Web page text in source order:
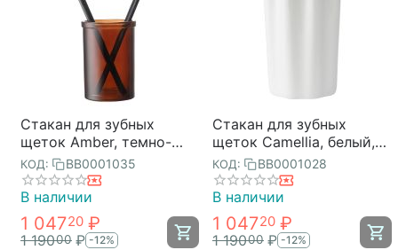
Стакан для зубных
щеток Amber, темно-
янтарный, Bergenson
Bjorn Bath
КОД: BB0001035
В наличии
1 04720 ₽
1 19000 ₽ -12%
Стакан для зубных
щеток Camellia, белый,
Bergenson Bjorn Bath
КОД: BB0001028
В наличии
1 04720 ₽
1 19000 ₽ -12%